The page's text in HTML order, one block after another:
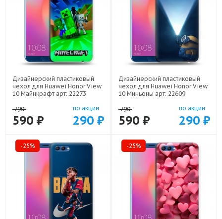
Дизайнерский пластиковый
чехол для Huawei Honor View
10 Майнкрафт арт: 22273
790
590 ₽
по акции
290 ₽
Дизайнерский пластиковый
чехол для Huawei Honor View
10 Миньоны арт: 22609
790
590 ₽
по акции
290 ₽
-25% -25%